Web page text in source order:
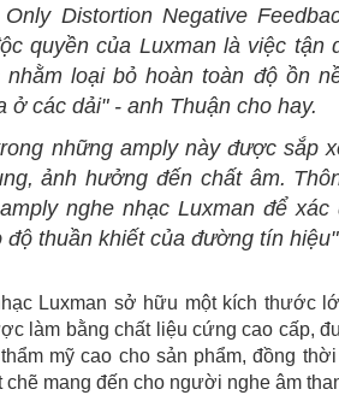
Distortion Negative
quyền của Luxman là việc tận
nhằm loại bỏ hoàn toàn độ ồn
ở các dải" - anh Thuận cho hay.
những amply này được sắp
ảnh hưởng đến chất âm.
nghe nhạc Luxman để
độ thuần khiết của đường tín
Luxman sở hữu một kích thước
làm bằng chất liệu cứng cao cấp,
mỹ cao cho sản phẩm, đồng
mang đến cho người nghe âm